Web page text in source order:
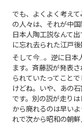
でも、よくよく考え
の人々は、それが中国
日本人陶工説なんて
に忘れ去られた江戸後
そして今…。逆に日本
ます。斉藤説が発表
られていたってこと
けどね。いや、あの
です。別の説が走り
から廃れるのは早い
れで次から昭和の朝